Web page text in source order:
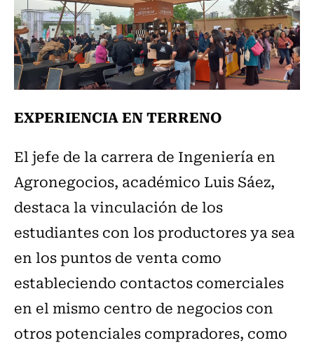
EXPERIENCIA EN TERRENO
El jefe de la carrera de Ingeniería en
Agronegocios, académico Luis Sáez,
destaca la vinculación de los
estudiantes con los productores ya sea
en los puntos de venta como
estableciendo contactos comerciales
en el mismo centro de negocios con
otros potenciales compradores, como